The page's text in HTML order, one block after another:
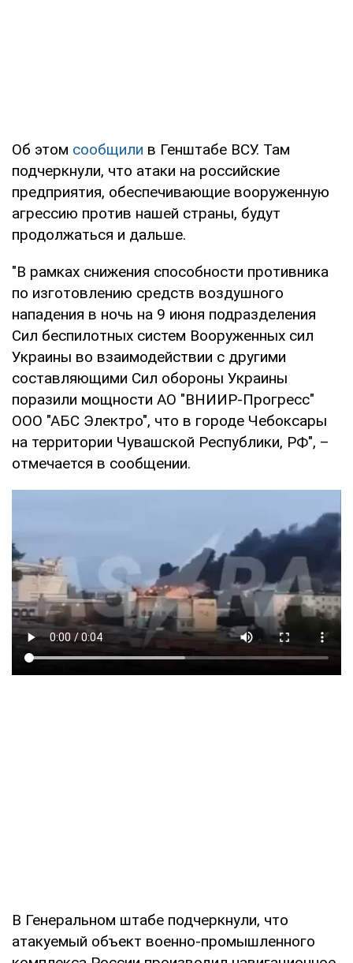
Об этом сообщили в Генштабе ВСУ. Там
подчеркнули, что атаки на российские
предприятия, обеспечивающие вооруженную
агрессию против нашей страны, будут
продолжаться и дальше.
"В рамках снижения способности противника
по изготовлению средств воздушного
нападения в ночь на 9 июня подразделения
Сил беспилотных систем Вооруженных сил
Украины во взаимодействии с другими
составляющими Сил обороны Украины
поразили мощности АО "ВНИИР-Прогресс"
ООО "АБС Электро", что в городе Чебоксары
на территории Чувашской Республики, РФ", –
отмечается в сообщении.
В Генеральном штабе подчеркнули, что
атакуемый объект военно-промышленного